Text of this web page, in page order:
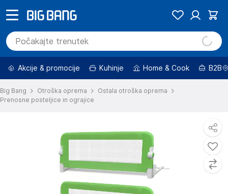
Akcije & promocije Kuhinje Home & Cook B2B
Big Bang Otroška oprema
Ostala otroška oprema
Prenosne posteljice in ograjice